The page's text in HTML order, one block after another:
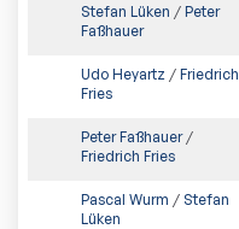
Stefan Lüken / Peter
Faßhauer
Udo Heyartz / Friedrich
Fries
Peter Faßhauer/
Friedrich Fries
Pascal Wurm / Stefan
Lüken